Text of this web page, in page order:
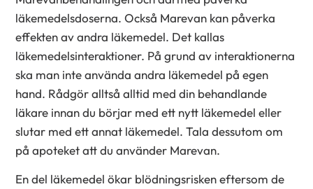
läkemedelsdoserna. Också Marevan kan påverka
effekten av andra läkemedel. Det kallas
läkemedelsinteraktioner. På grund av interaktionerna
ska man inte använda andra läkemedel på egen
hand. Rådgör alltså alltid med din behandlande
läkare innan du börjar med ett nytt läkemedel eller
slutar med ett annat läkemedel. Tala dessutom om
på apoteket att du använder Marevan.
En del läkemedel ökar blödningsrisken eftersom de